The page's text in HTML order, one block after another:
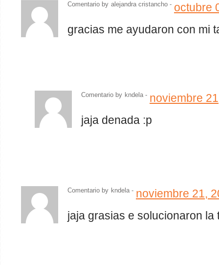
Comentario by alejandra cristancho - octubre
gracias me ayudaron con mi
Comentario by kndela- noviembre
jaja denada :p
Comentario by kndela- noviembre 21,
jaja grasias e solucionaron